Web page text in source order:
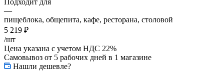
—
пищеблока, общепита, кафе, ресторана, столовой
5 219 ₽
/шт
Цена указана с учетом НДС 22%
Самовывоз от 5 рабочих дней в 1 магазине
Нашли дешевле?